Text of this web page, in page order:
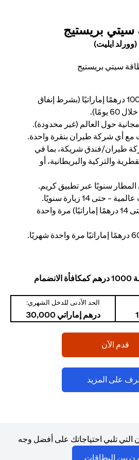
سيتي بريستيج
(وورلد ايليت)
استرداد نقدي بقيمة 1000 درهمًا إماراتيًا (بشرط إنفاق
مجانية حول العالم (غير محدودة).
مع أي شركة طيران بنقرة واحدة.
إلى 11 شركة طيران/فندق شريكة، بما في
والتركية والبريطانية، أو
14 زيارة سنويًا.
طلبات: خصم 20% (حتى 14 درهمًا إماراتيًا) مرة واحدة
الحد الأدنى للدخل الشهري:
درهم إماراتي 30,000
قدم الآن
على المزيد
التي تلبي احتياجاتك على أفضل وجه
بين البطاقات